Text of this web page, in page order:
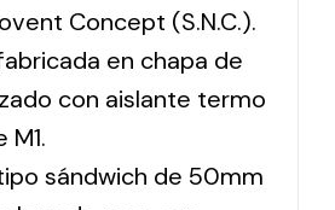
Concept (S.N.C.).
en chapa de
con aislante termo
sándwich de 50mm